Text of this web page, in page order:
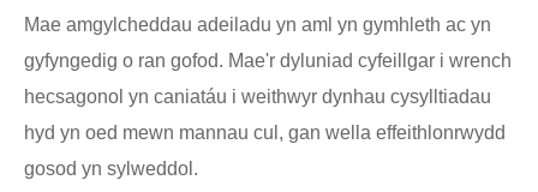
Mae amgylcheddau adeiladu yn aml yn gymhleth ac yn
gyfyngedig o ran gofod. Mae'r dyluniad cyfeillgar i wrench
hecsagonol yn caniatáu i weithwyr dynhau cysylltiadau
hyd yn oed mewn mannau cul, gan wella effeithlonrwydd
gosod yn sylweddol.